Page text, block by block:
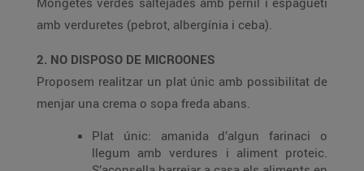
amb verduretes (pebrot, albergínia i ceba).
2. NO DISPOSO DE MICROONES
Proposem realitzar un plat únic amb possibilitat de
menjar una crema o sopa freda abans.
Plat únic: amanida d’algun farinaci o
llegum amb verdures i aliment proteic.